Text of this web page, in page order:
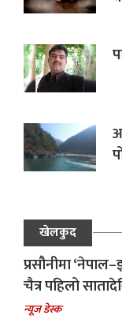
खेलकुद
प्रसौनीमा
चैत्र पहिलो
न्यूज डेस्क